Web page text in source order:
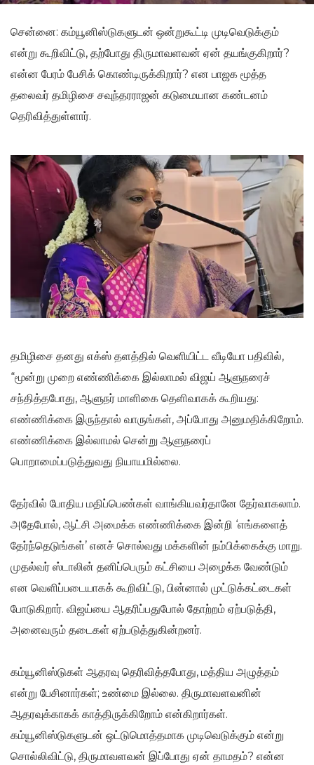
சென்னை: கம்யூனிஸ்டுகளுடன் ஒன்றுகூட்டி முடிவெடுக்கும்
என்று கூறிவிட்டு, தற்போது திருமாவளவன் ஏன் தயங்குகிறார்?
என்ன பேரம் பேசிக் கொண்டிருக்கிறார்? என பாஜக மூத்த
தலைவர் தமிழிசை சவுந்தரராஜன் கடுமையான கண்டனம்
தெரிவித்துள்ளார்.
தமிழிசை தனது எக்ஸ் தளத்தில் வெளியிட்ட வீடியோ பதிவில்,
“மூன்று முறை எண்ணிக்கை இல்லாமல் விஜய் ஆளுநரைச்
சந்தித்தபோது, ஆளுநர் மாளிகை தெளிவாகக் கூறியது:
எண்ணிக்கை இருந்தால் வாருங்கள், அப்போது அனுமதிக்கிறோம்.
எண்ணிக்கை இல்லாமல் சென்று ஆளுநரைப்
பொறாமைப்படுத்துவது நியாயமில்லை.
தேர்வில் போதிய மதிப்பெண்கள் வாங்கியவர்தானே தேர்வாகலாம்.
அதேபோல், ஆட்சி அமைக்க எண்ணிக்கை இன்றி ‘எங்களைத்
தேர்ந்தெடுங்கள்’ எனச் சொல்வது மக்களின் நம்பிக்கைக்கு மாறு.
முதல்வர் ஸ்டாலின் தனிப்பெரும் கட்சியை அழைக்க வேண்டும்
என வெளிப்படையாகக் கூறிவிட்டு, பின்னால் முட்டுக்கட்டைகள்
போடுகிறார். விஜய்யை ஆதரிப்பதுபோல் தோற்றம் ஏற்படுத்தி,
அனைவரும் தடைகள் ஏற்படுத்துகின்றனர்.
கம்யூனிஸ்டுகள் ஆதரவு தெரிவித்தபோது, மத்திய அழுத்தம்
என்று பேசினார்கள்; உண்மை இல்லை. திருமாவளவனின்
ஆதரவுக்காகக் காத்திருக்கிறோம் என்கிறார்கள்.
கம்யூனிஸ்டுகளுடன் ஒட்டுமொத்தமாக முடிவெடுக்கும் என்று
சொல்லிவிட்டு, திருமாவளவன் இப்போது ஏன் தாமதம்? என்ன